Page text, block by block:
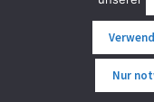
Datenschutzerklärung
Nur